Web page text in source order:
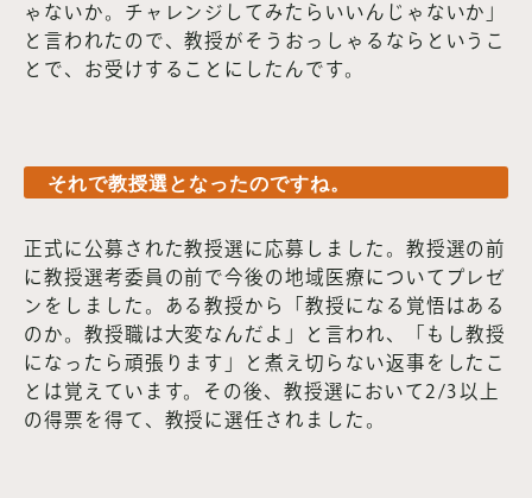
ゃないか。チャレンジしてみたらいいんじゃないか」
と言われたので、教授がそうおっしゃるならというこ
とで、お受けすることにしたんです。
それで教授選となったのですね。
正式に公募された教授選に応募しました。教授選の前
に教授選考委員の前で今後の地域医療についてプレゼ
ンをしました。ある教授から「教授になる覚悟はある
のか。教授職は大変なんだよ」と言われ、「もし教授
になったら頑張ります」と煮え切らない返事をしたこ
とは覚えています。その後、教授選において2/3以上
の得票を得て、教授に選任されました。